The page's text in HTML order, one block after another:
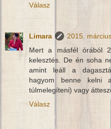
Válasz
Limara
2015.
Mert a másfél órából
kelesztés. De én soha
amint leáll a
hagyom benne kelni
túlmelegíteni) vagy
Válasz